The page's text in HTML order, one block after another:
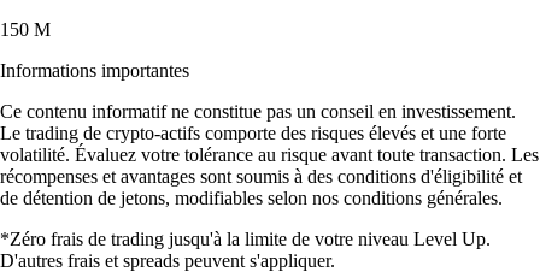
150 M
Informations importantes
Ce contenu informatif ne constitue pas un conseil en investissement.
Le trading de crypto-actifs comporte des risques élevés et une forte
volatilité. Évaluez votre tolérance au risque avant toute transaction. Les
récompenses et avantages sont soumis à des conditions d'éligibilité et
de détention de jetons, modifiables selon nos conditions générales.
*Zéro frais de trading jusqu'à la limite de votre niveau Level Up.
D'autres frais et spreads peuvent s'appliquer.